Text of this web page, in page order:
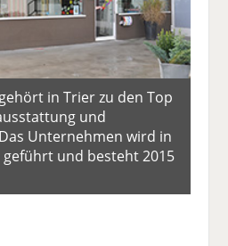
in Trier zu den Top
und
Unternehmen wird in
und besteht 2015